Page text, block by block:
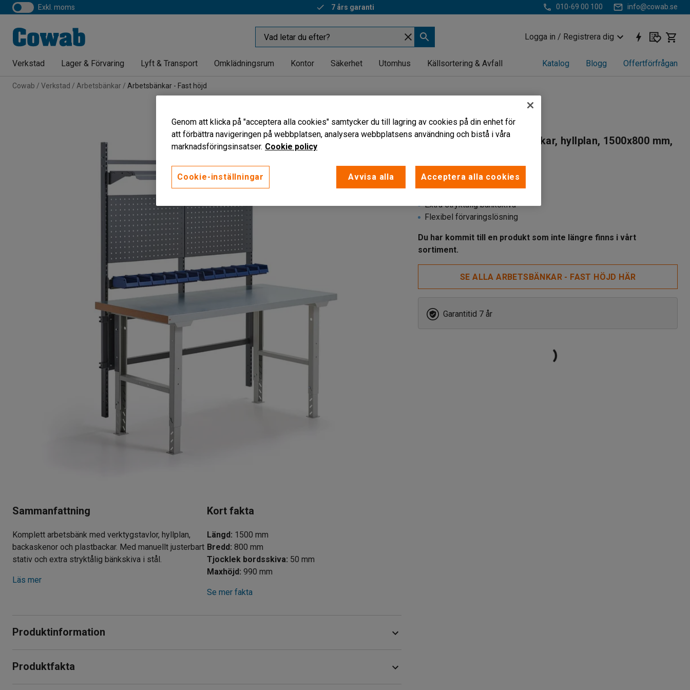
exkl. moms 7 års garanti 010-69 00 100 info@cowab.se
Logga in / Registrera dig
Verkstad Lager & Förvaring Lyft & Transport Omklädningsrum Kontor Säkerhet Utomhus Källsortering & Avfall Katalog Blogg Offertförfrågan
Cowab Verkstad Arbetsbänkar Arbetsbänkar - Fast höjd
Sammanfattning
Komplett arbetsbänk med verktygstavlor, hyllplan,
backaskenor och plastbackar. Med manuellt justerbart
stativ och extra stryktålig bänkskiva i stål.
Läs mer
Kort fakta
Längd : 1500 mm
Bredd : 800 mm
Tjocklek bordsskiva: 50 mm
Maxhöjd : 990 mm
Se mer fakta
Produktinformation
arbetsyta. Den har en tålig konstruktion som lämpar sig för användning i lättare verkstadsmiljöer.
Produktfakta
Komplett arbetsbänk
Verktygstavlor, plockbackar, hyllplan, 1500x800 mm,
Art. nr 232354
Extra stryktålig bänkskiva
Flexibel förvaringslösning
Du har kommit till en produkt som inte längre finns i vårt
sortiment.
SE ALLA ARBETSBÄNKAR - FAST HÖJD HÄR
Garantitid 7 år
Genom att klicka på "acceptera alla cookies" samtycker du till lagring av cookies på din enhet för
att förbättra navigeringen på webbplatsen, analysera webbplatsens användning och bistå i våra
marknadsföringsinsatser. Cookie policy
Cookie-inställningar Avvisa alla Acceptera alla cookies